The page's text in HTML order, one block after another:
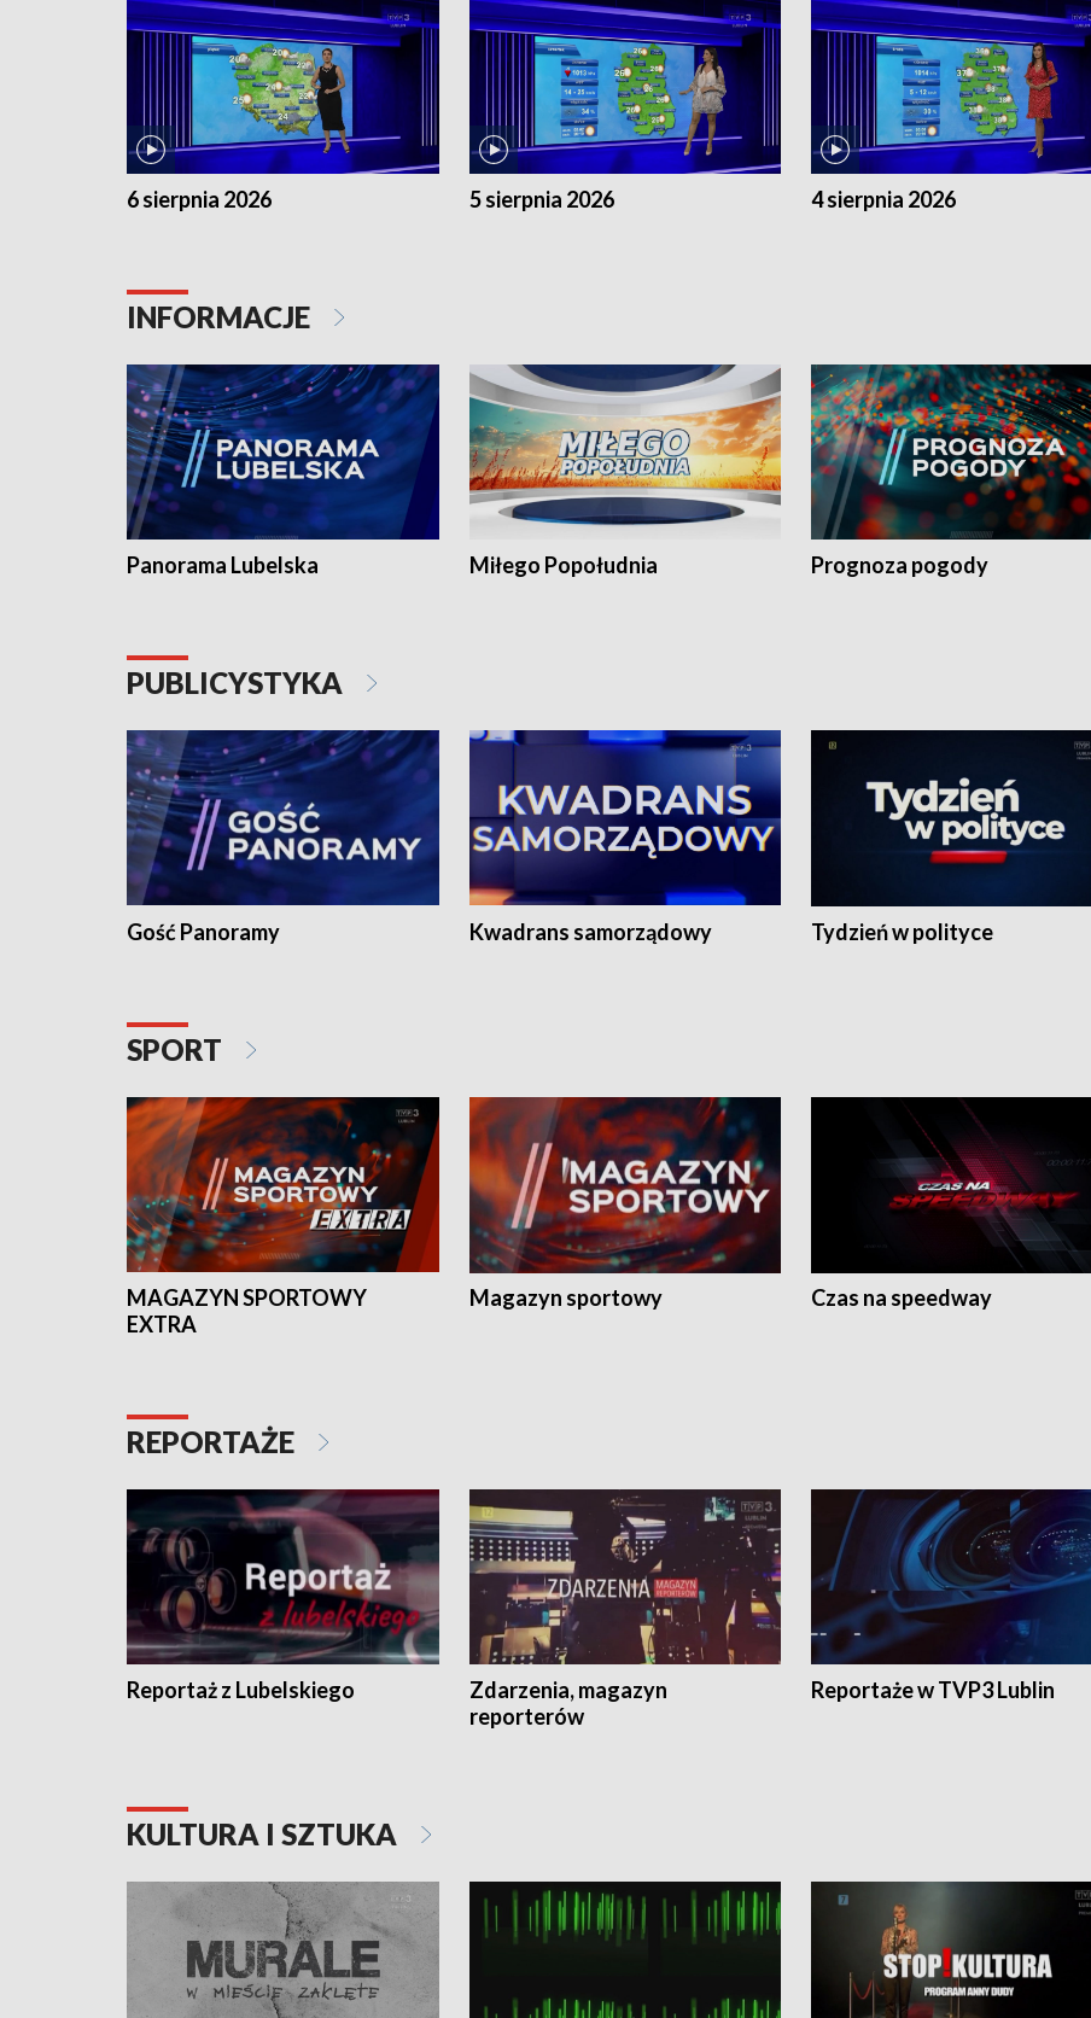
6 sierpnia 2026 5 sierpnia 2026 4 sierpnia 2026
INFORMACJE
Panorama Lubelska Miłego Popołudnia Prognoza pogody
PUBLICYSTYKA
Gość Panoramy Kwadrans samorządowy Tydzień w polityce
SPORT
MAGAZYN SPORTOWY
EXTRA
Magazyn sportowy Czas na speedway
REPORTAŻE
Reportaż z Lubelskiego
Zdarzenia, magazyn
reporterów
Reportaże w TVP3 Lublin
KULTURA I SZTUKA